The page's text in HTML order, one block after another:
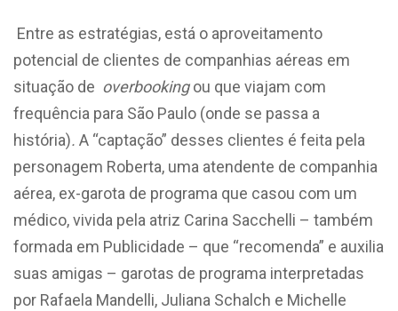
Entre as estratégias, está o aproveitamento
potencial de clientes de companhias aéreas em
situação de overbookingou que viajam com
frequência para São Paulo (onde se passa a
história). A “captação” desses clientes é feita pela
personagem Roberta, uma atendente de companhia
aérea, ex-garota de programa que casou com um
médico, vivida pela atriz Carina Sacchelli – também
formada em Publicidade – que “recomenda” e auxilia
suas amigas – garotas de programa interpretadas
por Rafaela Mandelli, Juliana Schalch e Michelle